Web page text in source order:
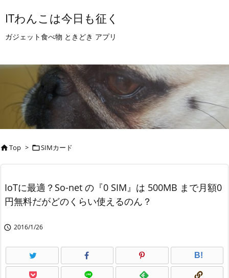
ITわんこは今日も征く
ガジェット食べ物 ときどき アプリ
Top > SIMカード
IoTに最適？So-net の『0 SIM』は 500MB まで月額0
円無料だがどのくらい使えるのん？
 2016/1/26
B!